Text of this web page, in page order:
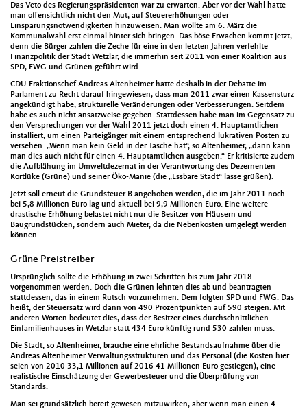
Das Veto des Regierungspräsidenten war zu erwarten. Aber vor der Wahl hatte
man offensichtlich nicht den Mut, auf Steuererhöhungen oder
Einsparungsnotwendigkeiten hinzuweisen. Man wollte am 6. März die
Kommunalwahl erst einmal hinter sich bringen. Das böse Erwachen kommt jetzt,
denn die Bürger zahlen die Zeche für eine in den letzten Jahren verfehlte
Finanzpolitik der Stadt Wetzlar, die immerhin seit 2011 von einer Koalition aus
SPD, FWG und Grünen geführt wird.
CDU-Fraktionschef Andreas Altenheimer hatte deshalb in der Debatte im
Parlament zu Recht darauf hingewiesen, dass man 2011 zwar einen Kassensturz
angekündigt habe, strukturelle Veränderungen oder Verbesserungen. Seitdem
habe es auch nicht ansatzweise gegeben. Stattdessen habe man im Gegensatz zu
den Versprechungen vor der Wahl 2011 jetzt doch einen 4. Hauptamtlichen
installiert, um einen Parteigänger mit einem entsprechend lukrativen Posten zu
versehen. „Wenn man kein Geld in der Tasche hat“, so Altenheimer, „dann kann
man dies auch nicht für einen 4. Hauptamtlichen ausgeben.“ Er kritisierte zudem
die Aufblähung im Umweltdezernat in der Verantwortung des Dezernenten
Kortlüke (Grüne) und seiner Öko-Manie (die „Essbare Stadt“ lasse grüßen).
Jetzt soll erneut die Grundsteuer B angehoben werden, die im Jahr 2011 noch
bei 5,8 Millionen Euro lag und aktuell bei 9,9 Millionen Euro. Eine weitere
drastische Erhöhung belastet nicht nur die Besitzer von Häusern und
Baugrundstücken, sondern auch Mieter, da die Nebenkosten umgelegt werden
können.
Grüne Preistreiber
Ursprünglich sollte die Erhöhung in zwei Schritten bis zum Jahr 2018
vorgenommen werden. Doch die Grünen lehnten dies ab und beantragten
stattdessen, das in einem Rutsch vorzunehmen. Dem folgten SPD und FWG. Das
heißt, der Steuersatz wird dann von 490 Prozentpunkten auf 590 steigen. Mit
anderen Worten bedeutet dies, dass der Besitzer eines durchschnittlichen
Einfamilienhauses in Wetzlar statt 434 Euro künftig rund 530 zahlen muss.
Die Stadt, so Altenheimer, brauche eine ehrliche Bestandsaufnahme über die
Andreas Altenheimer Verwaltungsstrukturen und das Personal (die Kosten hier
seien von 2010 33,1 Millionen auf 2016 41 Millionen Euro gestiegen), eine
realistische Einschätzung der Gewerbesteuer und die Überprüfung von
Standards.
Man sei grundsätzlich bereit gewesen mitzuwirken, aber wenn man einen 4.